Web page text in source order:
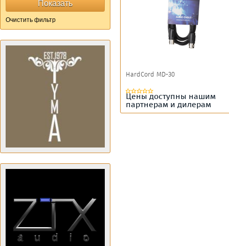
HardCord MD-30
Цены доступны нашим
партнерам и дилерам